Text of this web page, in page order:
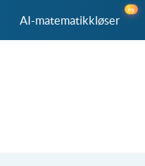
AI-matematikkløser
ny